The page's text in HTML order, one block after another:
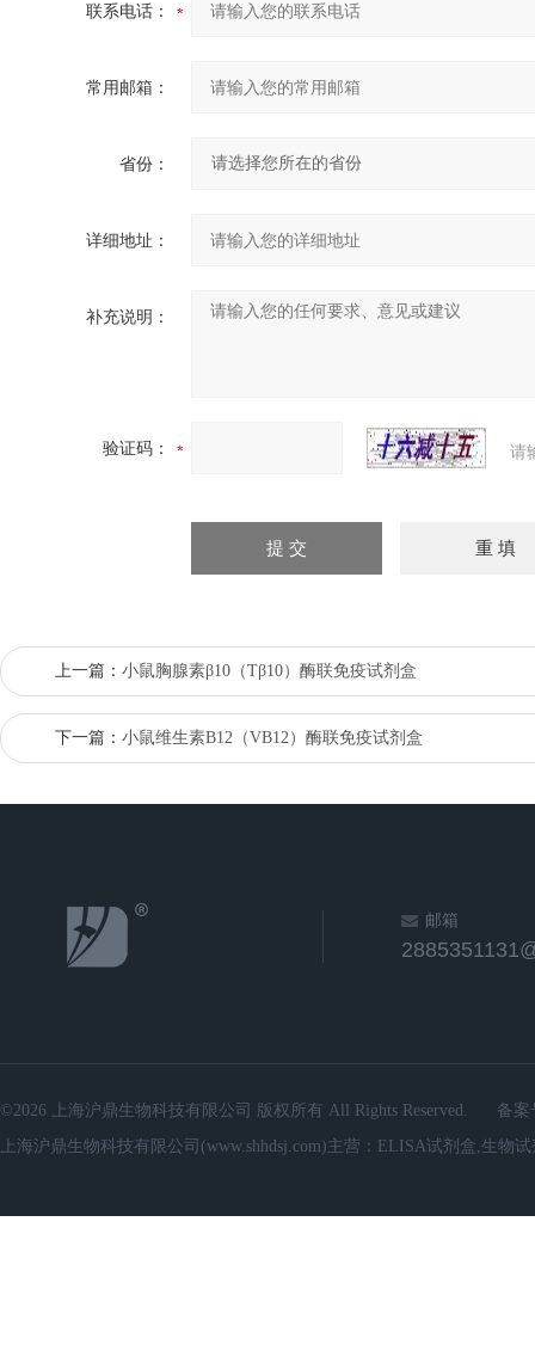
联系电话：
常用邮箱：
省份：
详细地址：
补充说明：
验证码： 请
上一篇： 小鼠胸腺素β10（Tβ10）酶联免疫试剂盒
下一篇： 小鼠维生素B12（VB12）酶联免疫试剂盒
邮箱
©2026 上海沪鼎生物科技有限公司 版权所有 All Rights Reserved.
备案
上海沪鼎生物科技有限公司(www.shhdsj.com)主营：ELISA试剂盒,生物